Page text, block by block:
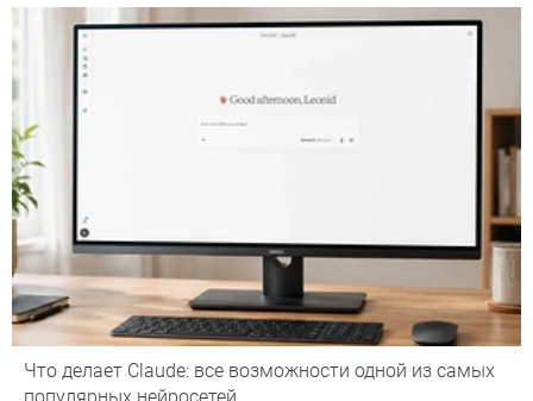
Что делает Сlaude: все возможности одной из самых